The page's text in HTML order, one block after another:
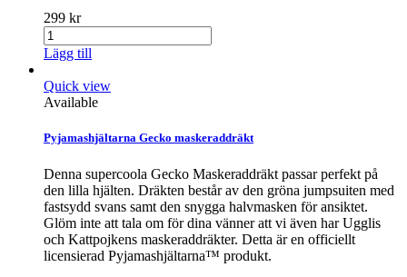
299 kr
Lägg till
Quick view
Available
Pyjamashjältarna Gecko maskeraddräkt
Denna supercoola Gecko Maskeraddräkt passar perfekt på
den lilla hjälten. Dräkten består av den gröna jumpsuiten med
fastsydd svans samt den snygga halvmasken för ansiktet.
Glöm inte att tala om för dina vänner att vi även har Ugglis
och Kattpojkens maskeraddräkter. Detta är en officiellt
licensierad Pyjamashjältarna™ produkt.